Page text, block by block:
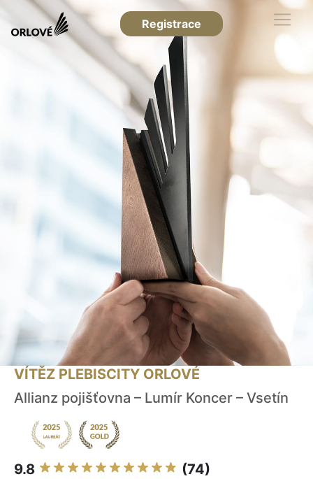
Registrace
VÍTĚZ PLEBISCITY ORLOVÉ
Allianz pojišťovna – Lumír Koncer – Vsetín
9.8 (74)